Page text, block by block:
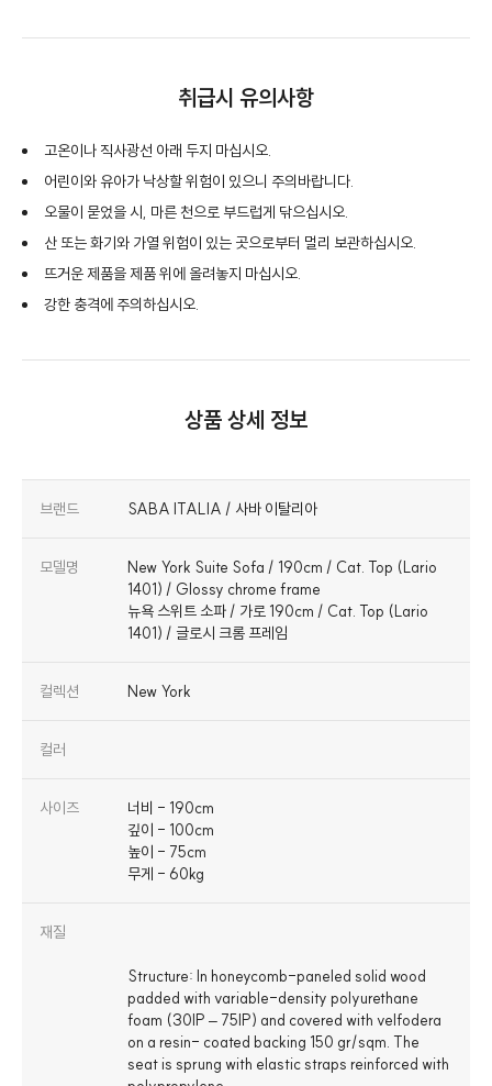
취급시 유의사항
고온이나 직사광선 아래 두지 마십시오.
어린이와 유아가 낙상할 위험이 있으니 주의바랍니다.
오물이 묻었을 시, 마른 천으로 부드럽게 닦으십시오.
산 또는 화기와 가열 위험이 있는 곳으로부터 멀리 보관하십시오.
뜨거운 제품을 제품 위에 올려놓지 마십시오.
강한 충격에 주의하십시오.
상품 상세 정보
브랜드 SABA ITALIA / 사바 이탈리아
모델명
New York Suite Sofa / 190cm / Cat. Top (Lario
1401) / Glossy chrome frame
뉴욕 스위트 소파 / 가로 190cm / Cat. Top (Lario
1401) / 글로시 크롬 프레임
컬렉션 New York
컬러
사이즈
너비 - 190cm
깊이 - 100cm
높이 - 75cm
무게 - 60kg
재질
Structure: In honeycomb-paneled solid wood
padded with variable-density polyurethane
foam (30IP – 75IP) and covered with velfodera
on a resin- coated backing 150 gr/sqm. The
seat is sprung with elastic straps reinforced with